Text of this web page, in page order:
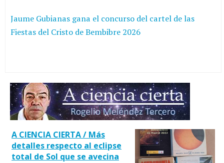
Jaume Gubianas gana el concurso del cartel de las
Fiestas del Cristo de Bembibre 2026
A CIENCIA CIERTA / Más
detalles respecto al eclipse
total de Sol que se avecina